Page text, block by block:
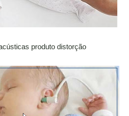
produto distorção